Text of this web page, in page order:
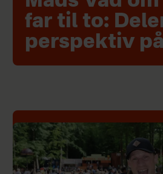
far til to:
perspektiv